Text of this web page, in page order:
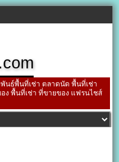
นธ์พื้นที่เช่า ตลาดนัด พื้นที่เช่า
ง พื้นที่เช่า ที่ขายของ แฟรนไชส์